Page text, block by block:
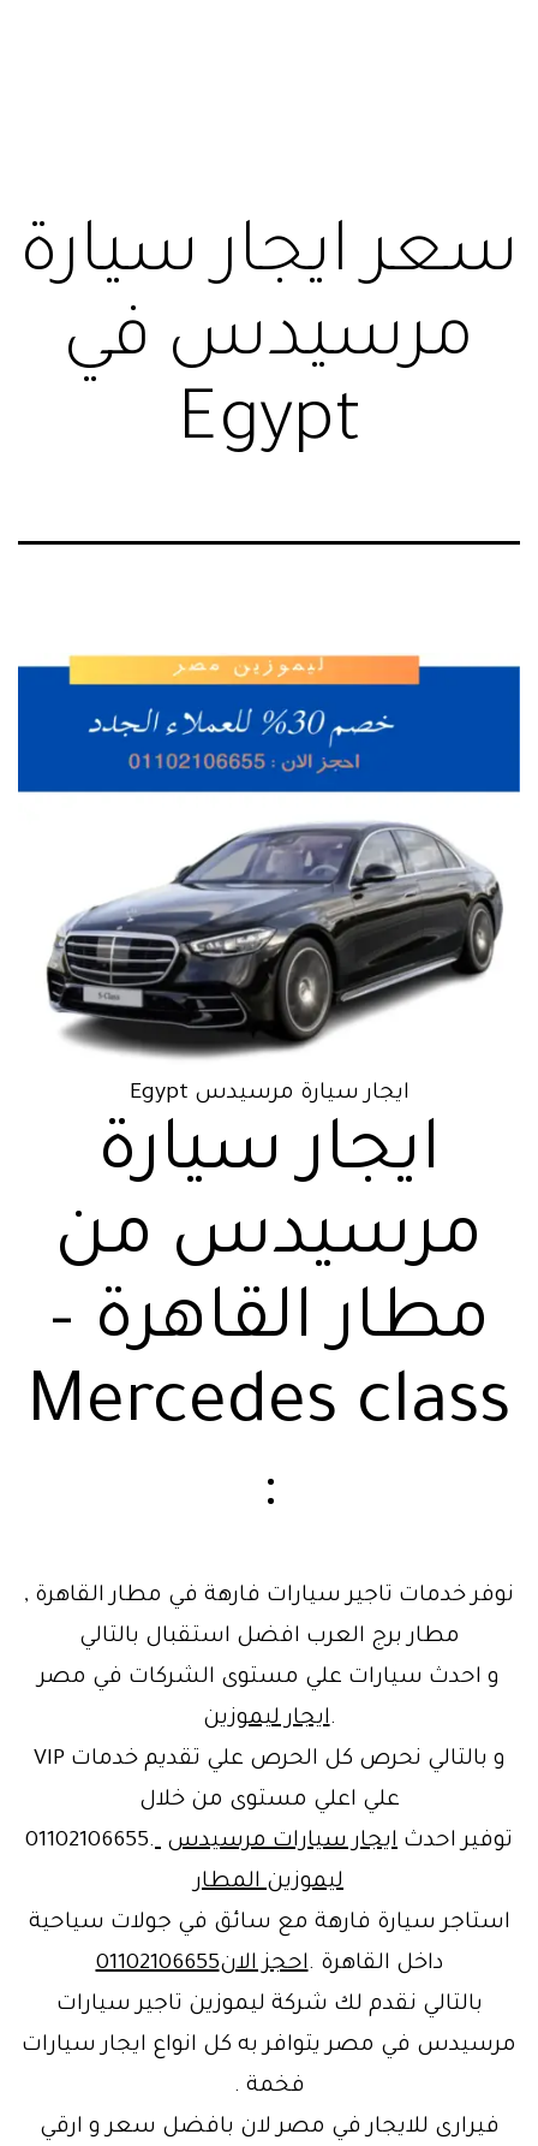
سعر ايجار سيارة
مرسيدس في
Egypt
ايجار سيارة مرسيدس Egypt
ايجار سيارة
مرسيدس من
مطار القاهرة –
Mercedes class
:
نوفر خدمات تاجير سيارات فارهة في مطار القاهرة ,
مطار برج العرب افضل استقبال بالتالي
و احدث سيارات علي مستوى الشركات في مصر
.ايجار ليموزين
و بالتالي نحرص كل الحرص علي تقديم خدمات VIP
علي اعلي مستوى من خلال
توفير احدث ايجار سيارات مرسيدس
.01102106655
ليموزين المطار
استاجر سيارة فارهة مع سائق في جولات سياحية
داخل القاهرة .احجز الان01102106655
بالتالي نقدم لك شركة ليموزين تاجير سيارات
مرسيدس في مصر يتوافر به كل انواع ايجار سيارات
فخمة .
فيرارى للايجار في مصر لان بافضل سعر و ارقي